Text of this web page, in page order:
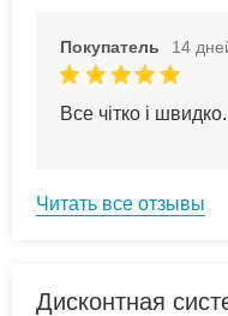
Покупатель 14
Все чітко і
Читать все отзывы
Дисконтная